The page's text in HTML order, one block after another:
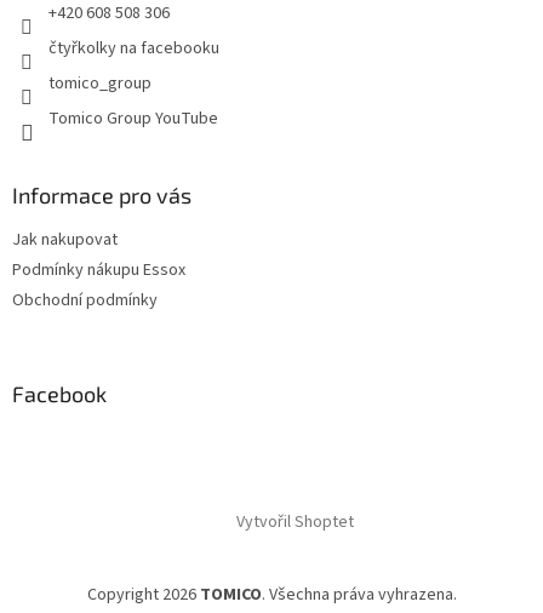
+420 608 508 306
čtyřkolky na facebooku
tomico_group
Tomico Group YouTube
Informace pro vás
Jak nakupovat
Podmínky nákupu Essox
Obchodní podmínky
Facebook
Vytvořil Shoptet
Copyright 2026 TOMICO. Všechna práva vyhrazena.